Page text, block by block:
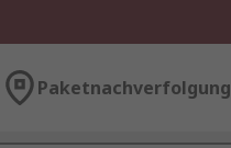
Paketnachverfolgung